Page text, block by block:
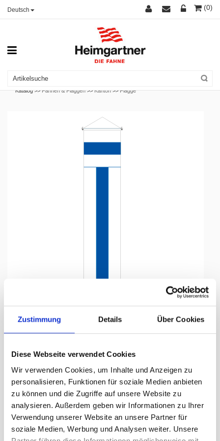
Zustimmung Details Über Cookies
Diese Webseite verwendet Cookies
Wir verwenden Cookies, um Inhalte und Anzeigen zu
personalisieren, Funktionen für soziale Medien anbieten
zu können und die Zugriffe auf unsere Website zu
analysieren. Außerdem geben wir Informationen zu Ihrer
Verwendung unserer Website an unsere Partner für
soziale Medien, Werbung und Analysen weiter. Unsere
Deutsch (0)
Katalog >>Fahnen & Flaggen >>Kanton >>Flagge
Flagge, Kanton bedruckt
Zug, 78 x 600 cm,
243.10 CHF